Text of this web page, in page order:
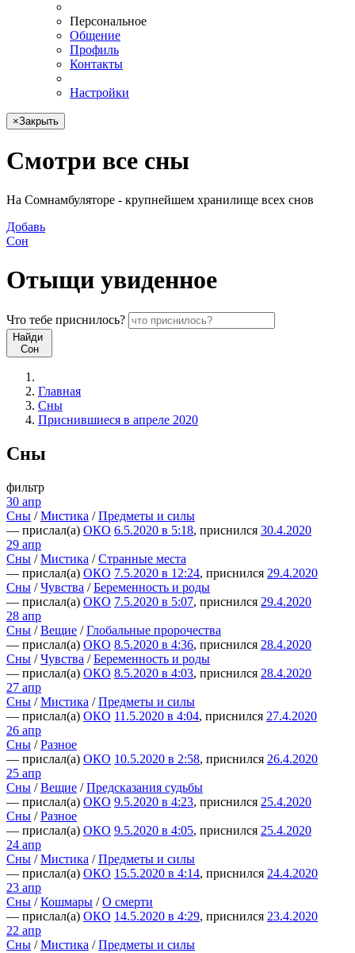
Персональное
Общение
Профиль
Контакты
Настройки
×Закрыть
Смотри все сны
На Сомнамбуляторе - крупнейшем хранилище всех снов
Добавь
Сон
Отыщи увиденное
Что тебе приснилось?
Найди
Сон
Главная
Сны
Приснившиеся в апреле 2020
Сны
фильтр
30 апр
Сны /Мистика /Предметы и силы
— прислал(а) ОКО 6.5.2020 в 5:18, приснился 30.4.2020
29 апр
Сны /Мистика /Странные места
— прислал(а) ОКО 7.5.2020 в 12:24, приснился 29.4.2020
Сны /Чувства /Беременность и роды
— прислал(а) ОКО 7.5.2020 в 5:07, приснился 29.4.2020
28 апр
Сны /Вещие /Глобальные пророчества
— прислал(а) ОКО 8.5.2020 в 4:36, приснился 28.4.2020
Сны /Чувства /Беременность и роды
— прислал(а) ОКО 8.5.2020 в 4:03, приснился 28.4.2020
27 апр
Сны /Мистика /Предметы и силы
— прислал(а) ОКО 11.5.2020 в 4:04, приснился 27.4.2020
26 апр
Сны /Разное
— прислал(а) ОКО 10.5.2020 в 2:58, приснился 26.4.2020
25 апр
Сны /Вещие /Предсказания судьбы
— прислал(а) ОКО 9.5.2020 в 4:23, приснился 25.4.2020
Сны /Разное
— прислал(а) ОКО 9.5.2020 в 4:05, приснился 25.4.2020
24 апр
Сны /Мистика /Предметы и силы
— прислал(а) ОКО 15.5.2020 в 4:14, приснился 24.4.2020
23 апр
Сны /Кошмары /О смерти
— прислал(а) ОКО 14.5.2020 в 4:29, приснился 23.4.2020
22 апр
Сны /Мистика /Предметы и силы